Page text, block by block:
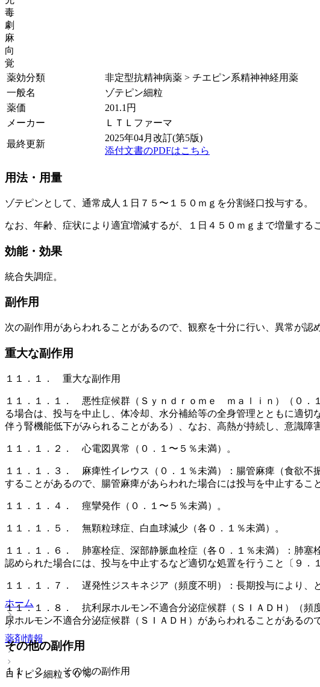
毒
劇
麻
向
覚
薬効分類
非定型抗精神病薬 > チエピン系精神神経用薬
一般名
ゾテピン細粒
薬価
201.1 円
メーカー
ＬＴＬファーマ
最終更新
2025年04月改訂(第5版)
添付文書のPDFはこちら
用法・用量
ゾテピンとして、通常成人１日７５〜１５０ｍｇを分割経口投与する。
なお、年齢、症状により適宜増減するが、１日４５０ｍｇまで増量する
効能・効果
統合失調症。
副作用
次の副作用があらわれることがあるので、観察を十分に行い、異常が認
重大な副作用
１１．１． 重大な副作用
１１．１．１． 悪性症候群（Ｓｙｎｄｒｏｍｅ ｍａｌｉｎ）（０．
る場合は、投与を中止し、体冷却、水分補給等の全身管理とともに適
伴う腎機能低下がみられることがある）、なお、高熱が持続し、意識
１１．１．２． 心電図異常（０．１〜５％未満）。
１１．１．３． 麻痺性イレウス（０．１％未満）：腸管麻痺（食欲不
することがあるので、腸管麻痺があらわれた場合には投与を中止する
１１．１．４． 痙攣発作（０．１〜５％未満）。
１１．１．５． 無顆粒球症、白血球減少（各０．１％未満）。
１１．１．６． 肺塞栓症、深部静脈血栓症（各０．１％未満）：肺塞
認められた場合には、投与を中止するなど適切な処置を行うこと〔９．
１１．１．７． 遅発性ジスキネジア（頻度不明）：長期投与により、
１１．１．８． 抗利尿ホルモン不適合分泌症候群（ＳＩＡＤＨ）（頻
尿ホルモン不適合分泌症候群（ＳＩＡＤＨ）があらわれることがある
その他の副作用
１１．２． その他の副作用
ホーム
薬剤情報
ロドピン細粒５０％